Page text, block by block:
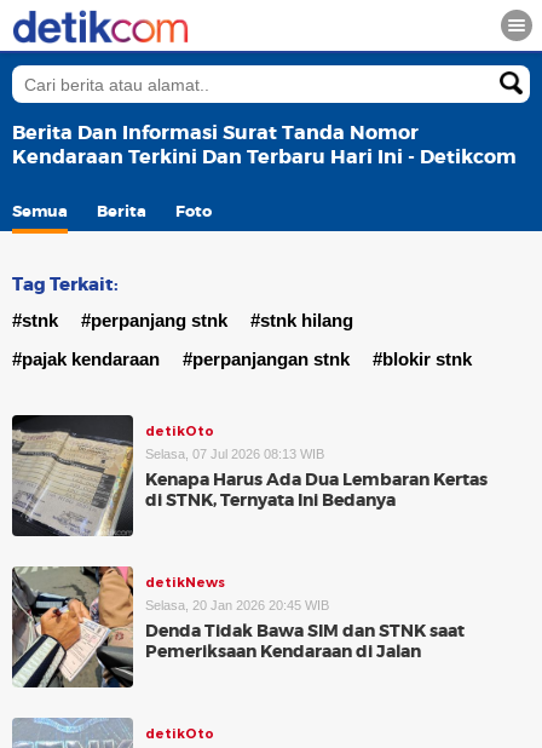
Berita Dan Informasi Surat Tanda Nomor
Kendaraan Terkini Dan Terbaru Hari Ini - Detikcom
Semua Berita Foto
Tag Terkait:
#stnk #perpanjang stnk
#stnk hilang
#pajak kendaraan
#perpanjangan stnk #blokir stnk
detikOto
Selasa, 07 Jul 2026 08:13 WIB
Kenapa Harus Ada Dua Lembaran Kertas
di STNK, Ternyata Ini Bedanya
detikNews
Selasa, 20 Jan 2026 20:45 WIB
Denda Tidak Bawa SIM dan STNK saat
Pemeriksaan Kendaraan di Jalan
detikOto